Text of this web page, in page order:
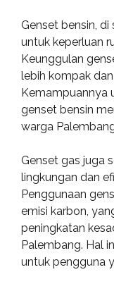
Genset bensin, di
untuk keperluan
Keunggulan
lebih kompak
Kemampuannya
genset bensin
warga
Genset gas juga
lingkungan dan
Penggunaan
emisi karbon,
peningkatan
Palembang. Hal
untuk pengguna